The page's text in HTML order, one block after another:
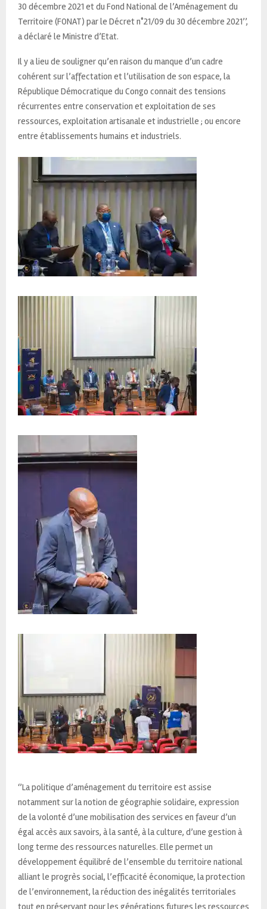
30 décembre 2021 et du Fond National de l’Aménagement du
Territoire (FONAT) par le Décret n°21/09 du 30 décembre 2021’’,
a déclaré le Ministre d’Etat.
Il y a lieu de souligner qu’en raison du manque d’un cadre
cohérent sur l’affectation et l’utilisation de son espace, la
République Démocratique du Congo connait des tensions
récurrentes entre conservation et exploitation de ses
ressources, exploitation artisanale et industrielle ; ou encore
entre établissements humains et industriels.
‘’La politique d’aménagement du territoire est assise
notamment sur la notion de géographie solidaire, expression
de la volonté d’une mobilisation des services en faveur d’un
égal accès aux savoirs, à la santé, à la culture, d’une gestion à
long terme des ressources naturelles. Elle permet un
développement équilibré de l’ensemble du territoire national
alliant le progrès social, l’efficacité économique, la protection
de l’environnement, la réduction des inégalités territoriales
tout en préservant pour les générations futures les ressources